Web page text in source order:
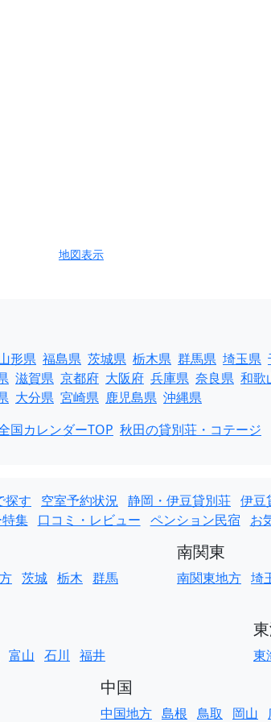
地図表示
形県 福島県 茨城県 栃木県 群馬県 埼玉県
滋賀県 京都府 大阪府 兵庫県 奈良県 和歌
大分県 宮崎県 鹿児島県 沖縄県
国カレンダーTOP 秋田の貸別荘・コテージ
探す 空室予約状況 静岡・伊豆貸別荘 伊豆
集 口コミ・レビュー ペンション民宿 お
茨城 栃木 群馬
南関東
南関東地方 埼
富山 石川 福井 東
中国
中国地方 島根 鳥取 岡山